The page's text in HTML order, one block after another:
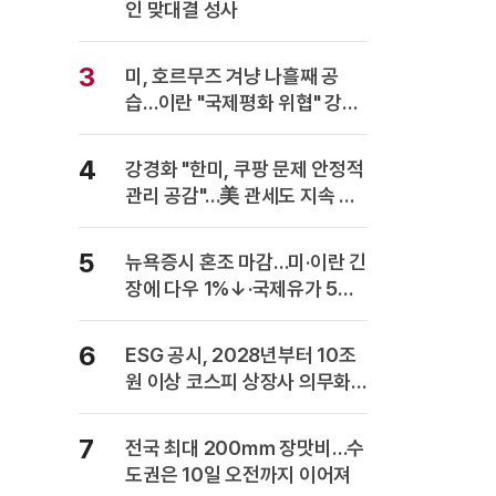
인 맞대결 성사
3
미, 호르무즈 겨냥 나흘째 공
습…이란 "국제평화 위협" 강력
반발
4
강경화 "한미, 쿠팡 문제 안정적
관리 공감"…美 관세도 지속 협
의
5
뉴욕증시 혼조 마감…미·이란 긴
장에 다우 1%↓·국제유가 5%
급등
6
ESG 공시, 2028년부터 10조
원 이상 코스피 상장사 의무화…
사업보고서에 담는다
7
전국 최대 200㎜ 장맛비…수
도권은 10일 오전까지 이어져